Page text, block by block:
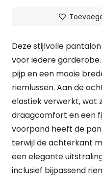
aantal
Deze stijlvolle
voor iedere
pijp en een mooie
riemlussen. Aan de
elastiek verwerkt, wat
draagcomfort en een
voorpand heeft de
terwijl de achterkant
een elegante
inclusief bijpassend